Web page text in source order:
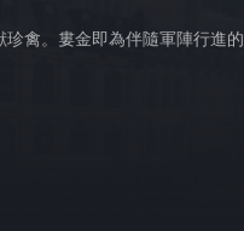
禽。婁金即為伴隨軍陣行進的